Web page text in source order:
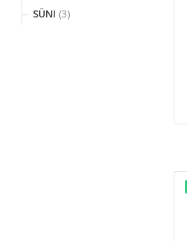
SÜNI (3)